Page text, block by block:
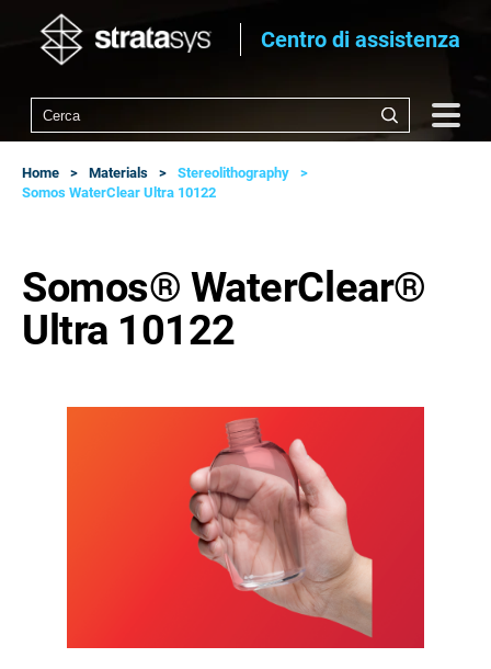
Centro di assistenza
Home Materials
Stereolithography
Somos WaterClear Ultra 10122
Somos® WaterClear®
Ultra 10122